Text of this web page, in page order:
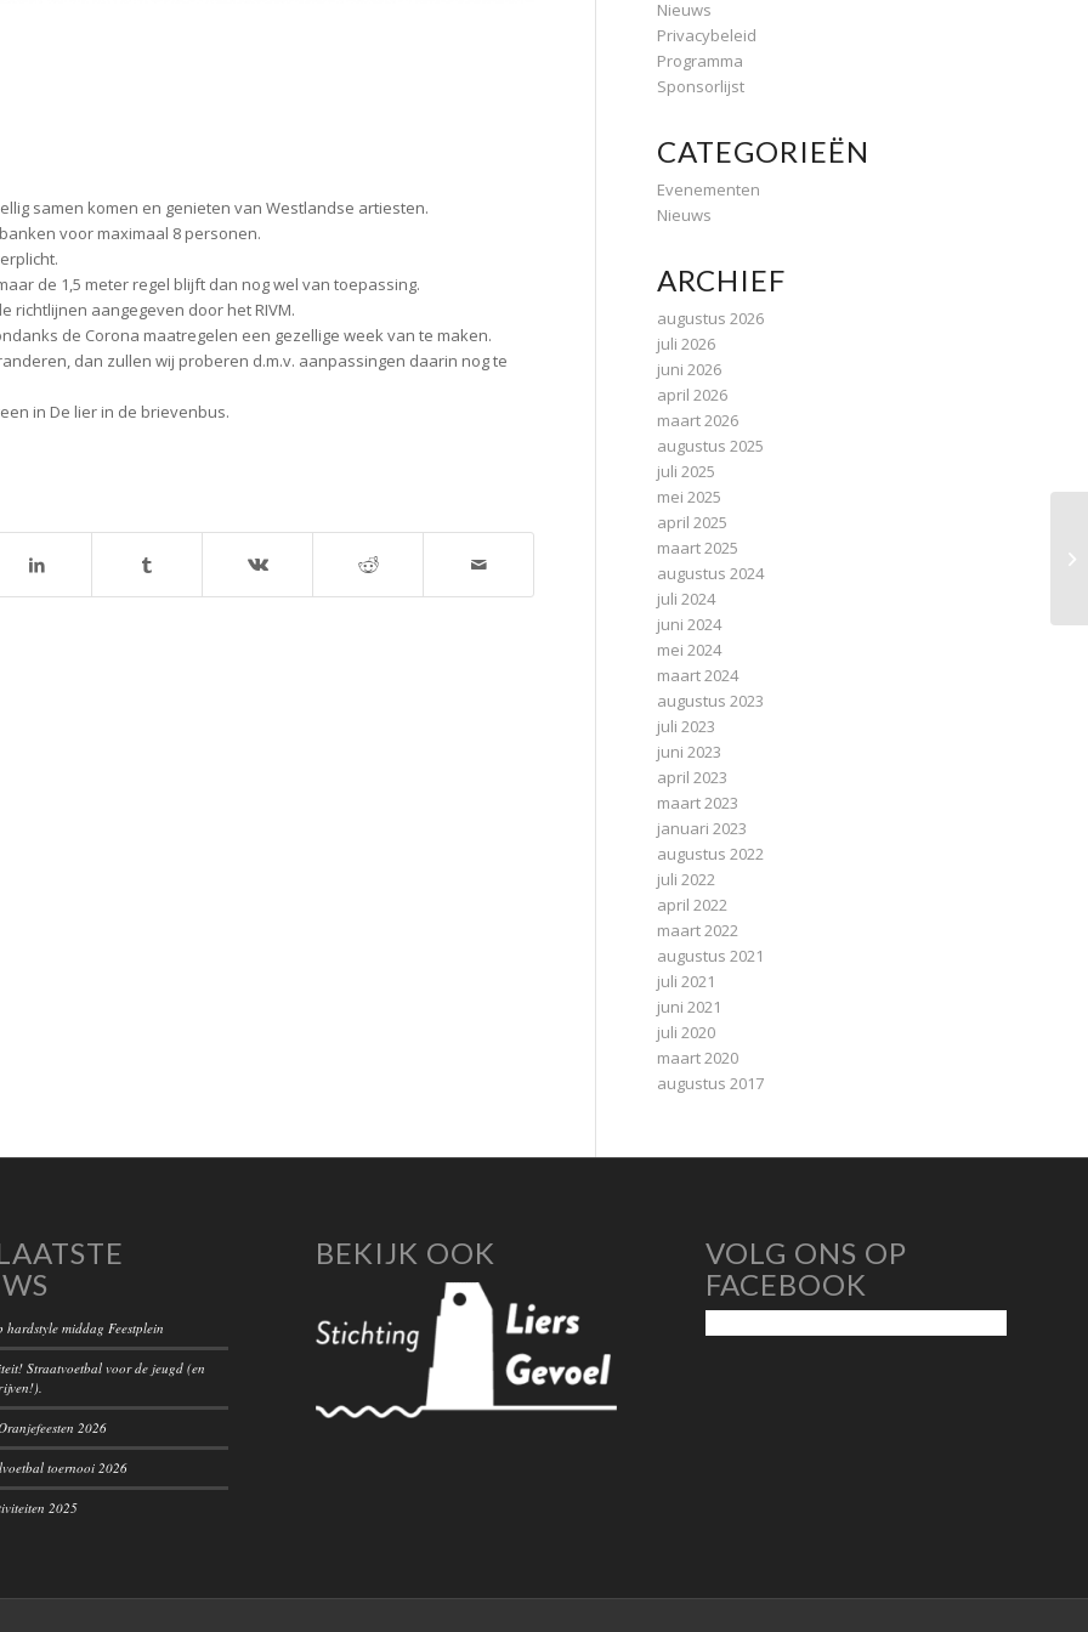
samen komen en genieten van Westlandse artiesten.
voor maximaal 8 personen.
de 1,5 meter regel blijft dan nog wel van toepassing.
richtlijnen aangegeven door het RIVM.
de Corona maatregelen een gezellige week van te maken.
dan zullen wij proberen d.m.v. aanpassingen daarin nog te
in De lier in de brievenbus.
Nieuws
Privacybeleid
Programma
Sponsorlijst
CATEGORIEËN
Evenementen
Nieuws
ARCHIEF
augustus 2026
juli 2026
juni 2026
april 2026
maart 2026
augustus 2025
juli 2025
mei 2025
april 2025
maart 2025
augustus 2024
juli 2024
juni 2024
mei 2024
maart 2024
augustus 2023
juli 2023
juni 2023
april 2023
maart 2023
januari 2023
augustus 2022
juli 2022
april 2022
maart 2022
augustus 2021
juli 2021
juni 2021
juli 2020
maart 2020
augustus 2017
hardstyle middag Feestplein
Straatvoetbal voor de jeugd (en
2026
toernooi 2026
2025
BEKIJK OOK
VOLG ONS OP
FACEBOOK